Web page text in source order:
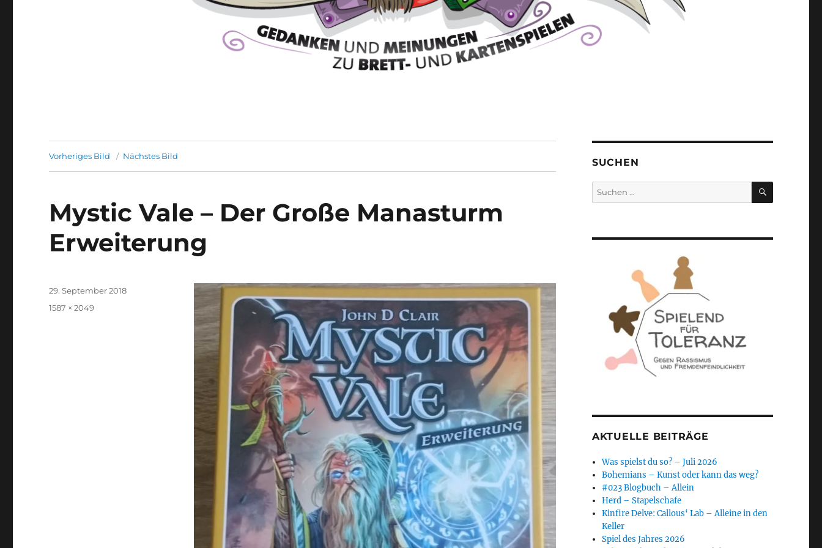
Vorheriges Bild Nächstes Bild
Mystic Vale – Der Große Manasturm
Erweiterung
Veröffentlicht
am
29. September 2018
Originalgröße
1587 × 2049
SUCHEN
Suchen
nach:
SUCHEN
AKTUELLE BEITRÄGE
Was spielst du so? – Juli 2026
Bohemians – Kunst oder kann das weg?
#023 Blogbuch – Allein
Herd – Stapelschafe
Kinfire Delve: Callous‘ Lab – Alleine in den
Keller
Spiel des Jahres 2026